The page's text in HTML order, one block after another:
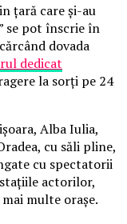
țară care și-au
se pot înscrie în
dovada
dedicat
la sorți pe 24
Alba Iulia,
cu săli pline,
cu spectatorii
actorilor,
multe orașe.